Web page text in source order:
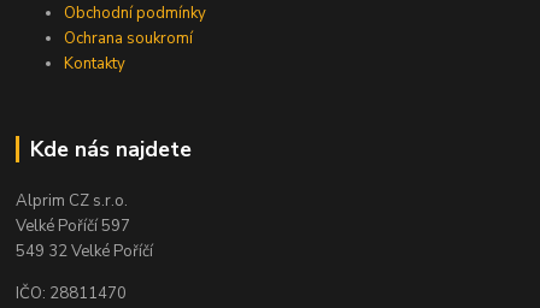
Obchodní podmínky
Ochrana soukromí
Kontakty
Kde nás najdete
Alprim CZ s.r.o.
Velké Poříčí 597
549 32 Velké Poříčí
IČO: 28811470